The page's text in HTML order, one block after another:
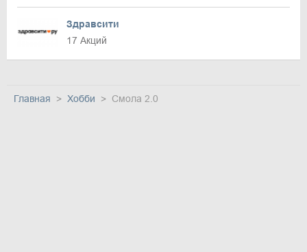
Здравсити
17 Акций
Главная Хобби Смола 2.0